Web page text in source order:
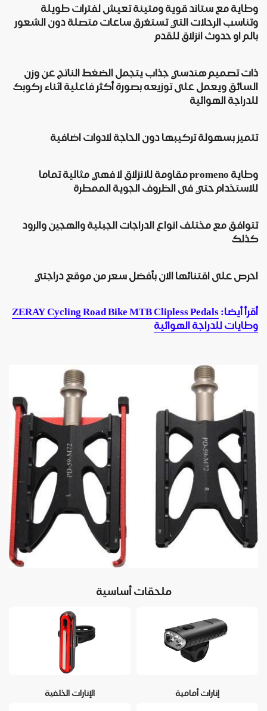
وطاية مع ستاند قوية ومتينة تعيش لفترات طويلة
وتناسب الرحلات التي تستغرق ساعات متصلة دون الشعور
بالم او حدوث انزلاق للقدم
ذات تصميم هندسي جذاب يتجمل الضغط الناتج عن وزن
السائق ويعمل على توزيعه بصورة أكثر فاعلية اثناء ركوبك
للدراجة الهوائية
تتميز بسهولة تركيبها دون الحاجة لادوات اضافية
وطاية promeno مقاومة للانزلاق لا فهي مثالية تماما
للاستخدام حتي فى الظروف الجوية الممطرة
تتوافق مع مختلف انواع الدراجات الجبلية والهجين والرود
كذلك
احرص على اقتنائها الان بأفضل سعر من موقع دراجتي
أقرأ أيضا: ZERAY Cycling Road Bike MTB Clipless Pedals
وطايات للدراجة الهوائية
ملحقات أساسية
إنارات أمامية الإنارات الخلفية